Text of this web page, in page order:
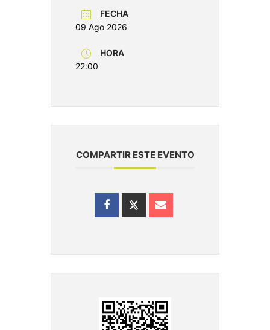
FECHA
09 Ago 2026
HORA
22:00
COMPARTIR ESTE EVENTO